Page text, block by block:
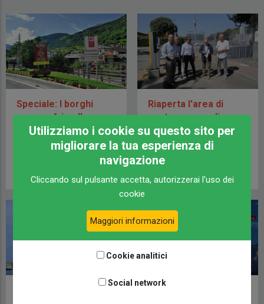
Speciale: I borghi
camper friendly -
Nord Italia | Viaggiare
in camper
Riaperta l'area di
sosta camper di
Ferrara
CAMPERLIFE
10 AGOSTO 2017
Utilizziamo i cookie su questo sito per
migliorare la tua esperienza di
navigazione
Cliccando sul pulsante accetta, autorizzerai l'uso dei
cookie
Maggiori informazioni
Cookie analitici
Social network